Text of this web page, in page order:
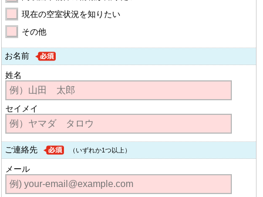
現在の空室状況を知りたい
その他
お名前
姓名
セイメイ
ご連絡先 （いずれか1つ以上）
メール